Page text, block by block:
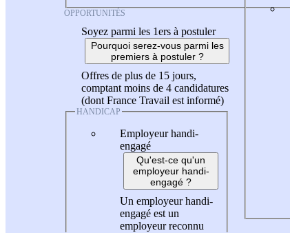
OPPORTUNITÉS
Soyez parmi les 1ers à postuler
Pourquoi serez-vous parmi les
premiers à postuler ?
Offres de plus de 15 jours,
comptant moins de 4 candidatures
(dont France Travail est informé)
HANDICAP
Employeur handi-
engagé
Qu'est-ce qu'un
employeur handi-
engagé ?
Un employeur handi-
engagé est un
employeur reconnu